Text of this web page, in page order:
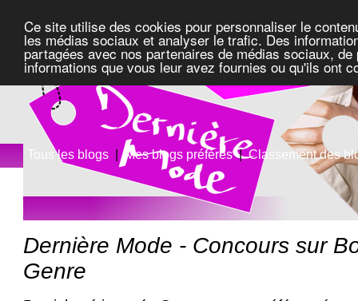
Ce site utilise des cookies pour personnaliser le
les médias sociaux et analyser le trafic. Des
partagées avec nos partenaires de médias sociaux,
informations que vous leur avez fournies ou qu'ils ont
Tous les blogs | Mes blogs préférés|Classement des
Dernière Mode - Concours sur
Genre